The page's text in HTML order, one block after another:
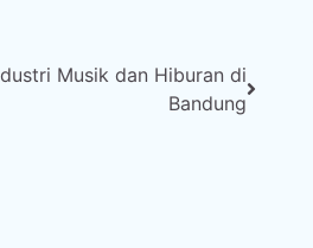
Musik dan Hiburan di
Bandung